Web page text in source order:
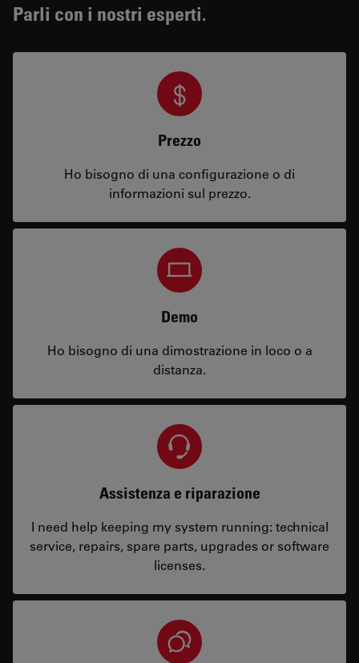
Parli con i nostri esperti.
Prezzo
Ho bisogno di una configurazione o di
informazioni sul prezzo.
Demo
Ho bisogno di una dimostrazione in loco o a
distanza.
Assistenza e riparazione
I need help keeping my system running: technical
service, repairs, spare parts, upgrades or software
licenses.